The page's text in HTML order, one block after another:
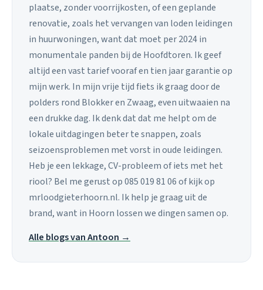
plaatse, zonder voorrijkosten, of een geplande
renovatie, zoals het vervangen van loden leidingen
in huurwoningen, want dat moet per 2024 in
monumentale panden bij de Hoofdtoren. Ik geef
altijd een vast tarief vooraf en tien jaar garantie op
mijn werk. In mijn vrije tijd fiets ik graag door de
polders rond Blokker en Zwaag, even uitwaaien na
een drukke dag. Ik denk dat dat me helpt om de
lokale uitdagingen beter te snappen, zoals
seizoensproblemen met vorst in oude leidingen.
Heb je een lekkage, CV-probleem of iets met het
riool? Bel me gerust op 085 019 81 06 of kijk op
mrloodgieterhoorn.nl. Ik help je graag uit de
brand, want in Hoorn lossen we dingen samen op.
Alle blogs van Antoon →